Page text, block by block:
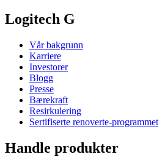
Logitech G
Vår bakgrunn
Karriere
Investorer
Blogg
Presse
Bærekraft
Resirkulering
Sertifiserte renoverte-programmet
Handle produkter